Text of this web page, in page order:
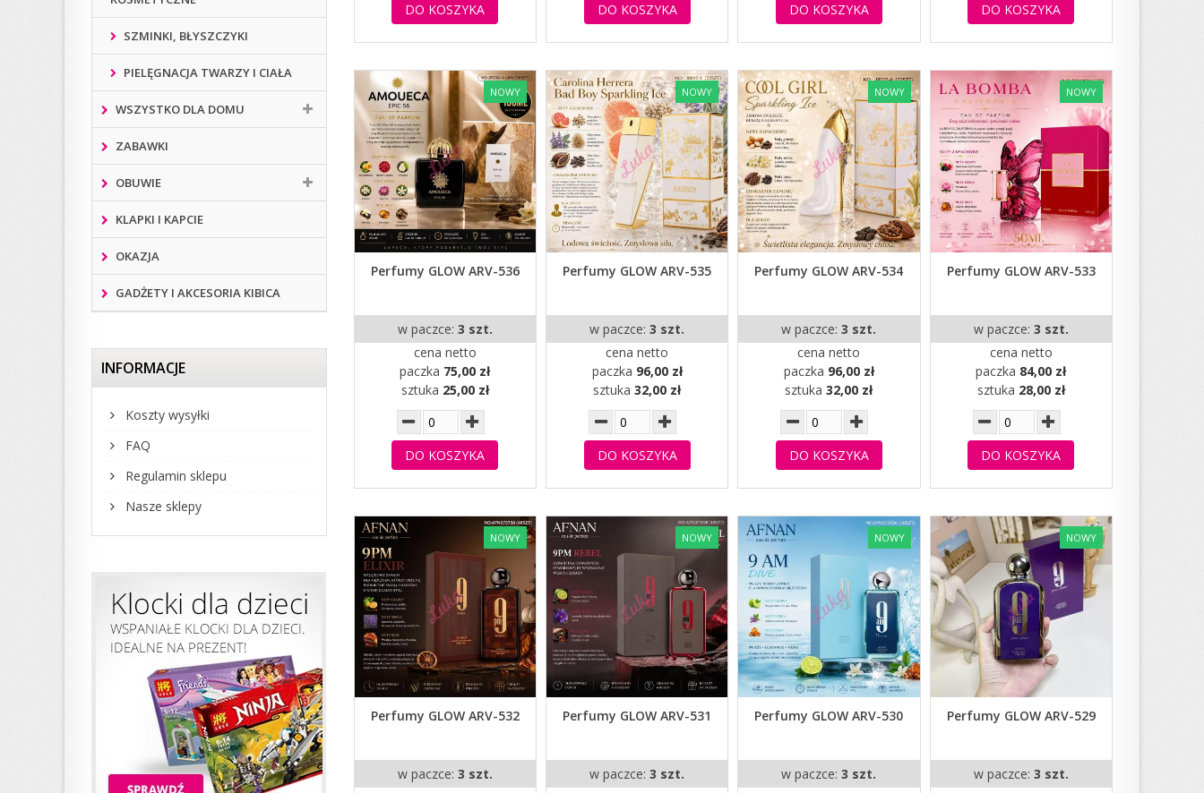
SZMINKI, BŁYSZCZYKI
PIELĘGNACJA TWARZY I CIAŁA
WSZYSTKO DLA DOMU
ZABAWKI
OBUWIE
KLAPKI I KAPCIE
OKAZJA
GADŻETY I AKCESORIA KIBICA
INFORMACJE
Koszty wysyłki
FAQ
Regulamin sklepu
Nasze sklepy
DO KOSZYKA DO KOSZYKA DO KOSZYKA DO KOSZYKA
NOWY
Perfumy GLOW ARV-536
w paczce: 3 szt.
cena netto
paczka 75,00 zł
sztuka 25,00 zł
DO KOSZYKA
NOWY
Perfumy GLOW ARV-535
w paczce:3 szt.
cena netto
paczka 96,00 zł
sztuka32,00 zł
DO KOSZYKA
NOWY
Perfumy GLOW ARV-534
w paczce:3 szt.
cena netto
paczka 96,00 zł
sztuka32,00 zł
DO KOSZYKA
NOWY
Perfumy GLOW ARV-533
w paczce: 3 szt.
cena netto
paczka 84,00 zł
sztuka 28,00 zł
DO KOSZYKA
NOWY
Perfumy GLOW ARV-532
w paczce: 3 szt.
NOWY
Perfumy GLOW ARV-531
w paczce:3 szt.
NOWY
Perfumy GLOW ARV-530
w paczce:3 szt.
NOWY
Perfumy GLOW ARV-529
w paczce: 3 szt.